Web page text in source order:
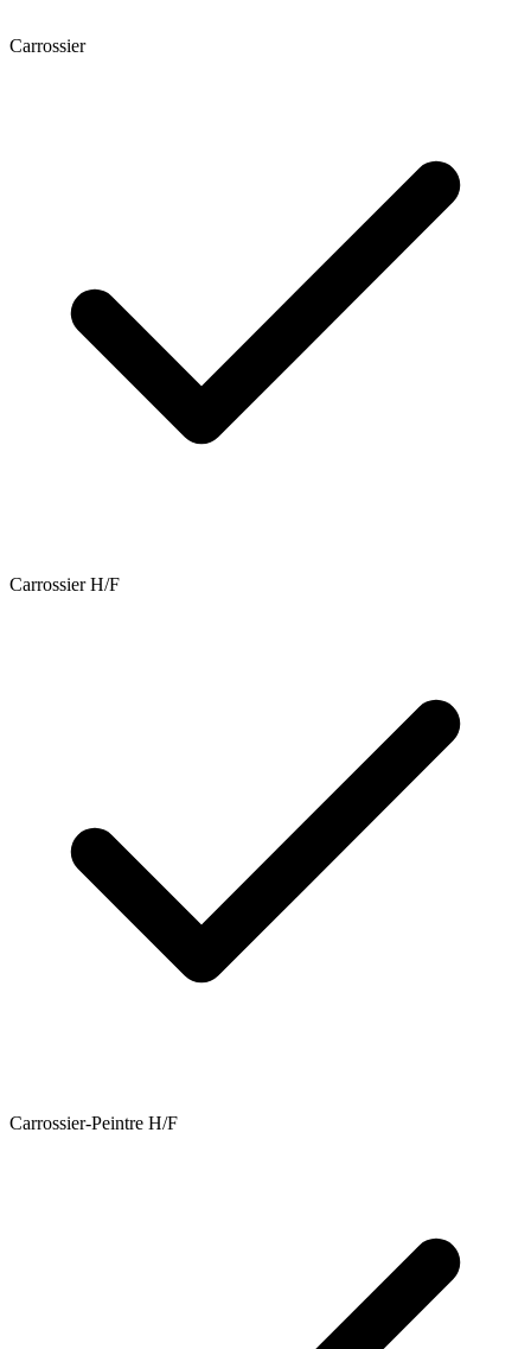
Carrossier
Carrossier H/F
Carrossier-Peintre H/F